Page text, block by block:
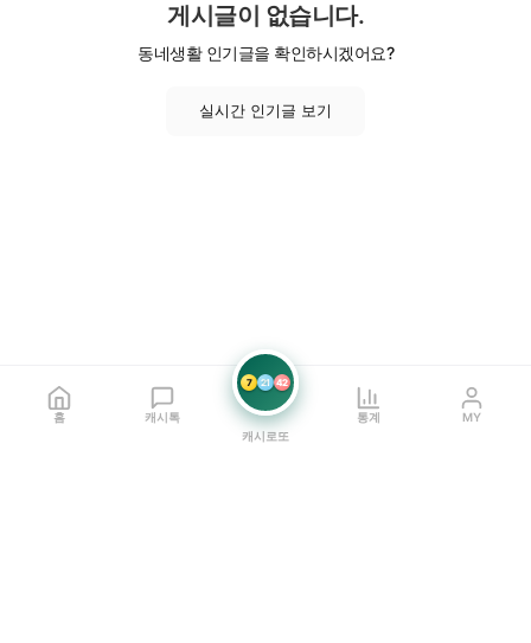
게시글이 없습니다.
동네생활 인기글을 확인하시겠어요?
실시간 인기글 보기
홈 캐시톡
7 21 42
캐시로또
통계 MY